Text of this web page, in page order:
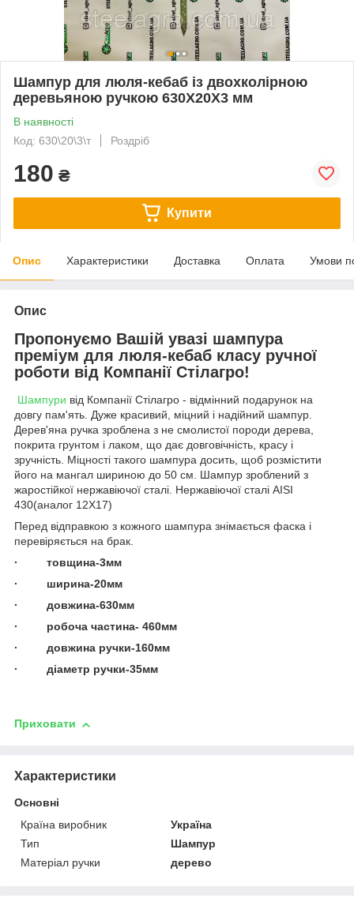
Шампур для люля-кебаб із двохколірною
деревьяною ручкою 630Х20Х3 мм
В наявності
Код: 630\20\3\т
Роздріб
180 ₴
Купити
Опис Характеристики Доставка Оплата Умови
Опис
Пропонуємо Вашій увазі шампура
преміум для люля-кебаб класу ручної
роботи від Компанії Стілагро!
Шампури від Компанії Стілагро - відмінний подарунок на
довгу пам'ять. Дуже красивий, міцний і надійний шампур.
Дерев'яна ручка зроблена з не смолистої породи дерева,
покрита грунтом і лаком, що дає довговічність, красу і
зручність. Міцності такого шампура досить, щоб розмістити
його на мангал шириною до 50 см. Шампур зроблений з
жаростійкої нержавіючої сталі. Нержавіючої сталі AISI
430(аналог 12Х17)
Перед відправкою з кожного шампура знімається фаска і
перевіряється на брак.
· товщина-3мм
· ширина-20мм
· довжина-630мм
· робоча частина- 460мм
· довжина ручки-160мм
· діаметр ручки-35мм
Приховати
Характеристики
Основні
Країна виробник
Україна
Тип
Шампур
Матеріал ручки
дерево